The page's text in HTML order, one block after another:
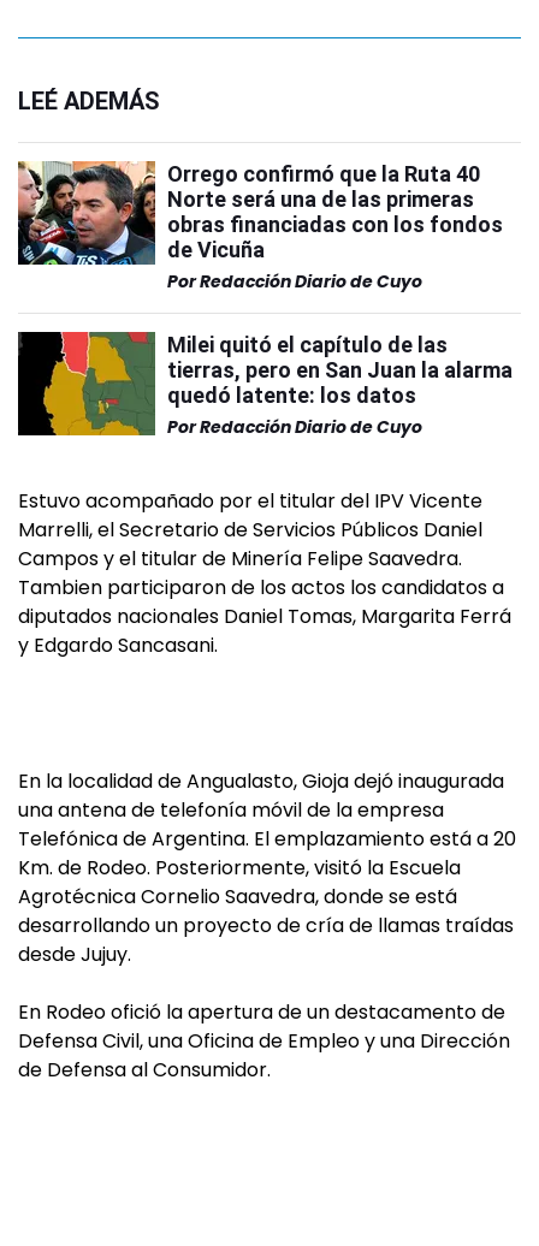
LEÉ ADEMÁS
Orrego confirmó que la Ruta 40
Norte será una de las primeras
obras financiadas con los fondos
de Vicuña
PorRedacción Diario de Cuyo
Milei quitó el capítulo de las
tierras, pero en San Juan la alarma
quedó latente: los datos
PorRedacción Diario de Cuyo
Estuvo acompañado por el titular del IPV Vicente
Marrelli, el Secretario de Servicios Públicos Daniel
Campos y el titular de Minería Felipe Saavedra.
Tambien participaron de los actos los candidatos a
diputados nacionales Daniel Tomas, Margarita Ferrá
y Edgardo Sancasani.
En la localidad de Angualasto, Gioja dejó inaugurada
una antena de telefonía móvil de la empresa
Telefónica de Argentina. El emplazamiento está a 20
Km. de Rodeo. Posteriormente, visitó la Escuela
Agrotécnica Cornelio Saavedra, donde se está
desarrollando un proyecto de cría de llamas traídas
desde Jujuy.
En Rodeo ofició la apertura de un destacamento de
Defensa Civil, una Oficina de Empleo y una Dirección
de Defensa al Consumidor.